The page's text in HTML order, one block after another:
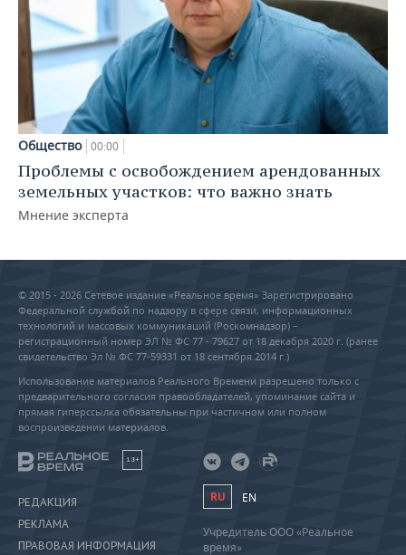
Общество 00:00
Проблемы с освобождением арендованных
земельных участков: что важно знать
Мнение эксперта
© 2015 - 2026 Сетевое издание «Реальное время» Зарегистрировано
Федеральной службой по надзору в сфере связи, информационных
технологий и массовых коммуникаций (Роскомнадзор) –
регистрационный номер ЭЛ № ФС 77 - 79627 от 18 декабря 2020 г. (ранее
свидетельство Эл № ФС 77-59331 от 18 сентября 2014 г.)
Использование материалов Реального Времени разрешено только с
предварительного согласия правообладателей, упоминание сайта и
прямая гиперссылка обязательны при частичном или полном
воспроизведении материалов.
18+
РЕДАКЦИЯ
РЕКЛАМА
ПРАВОВАЯ ИНФОРМАЦИЯ
RU EN
Учредитель ООО «Реальное
время»